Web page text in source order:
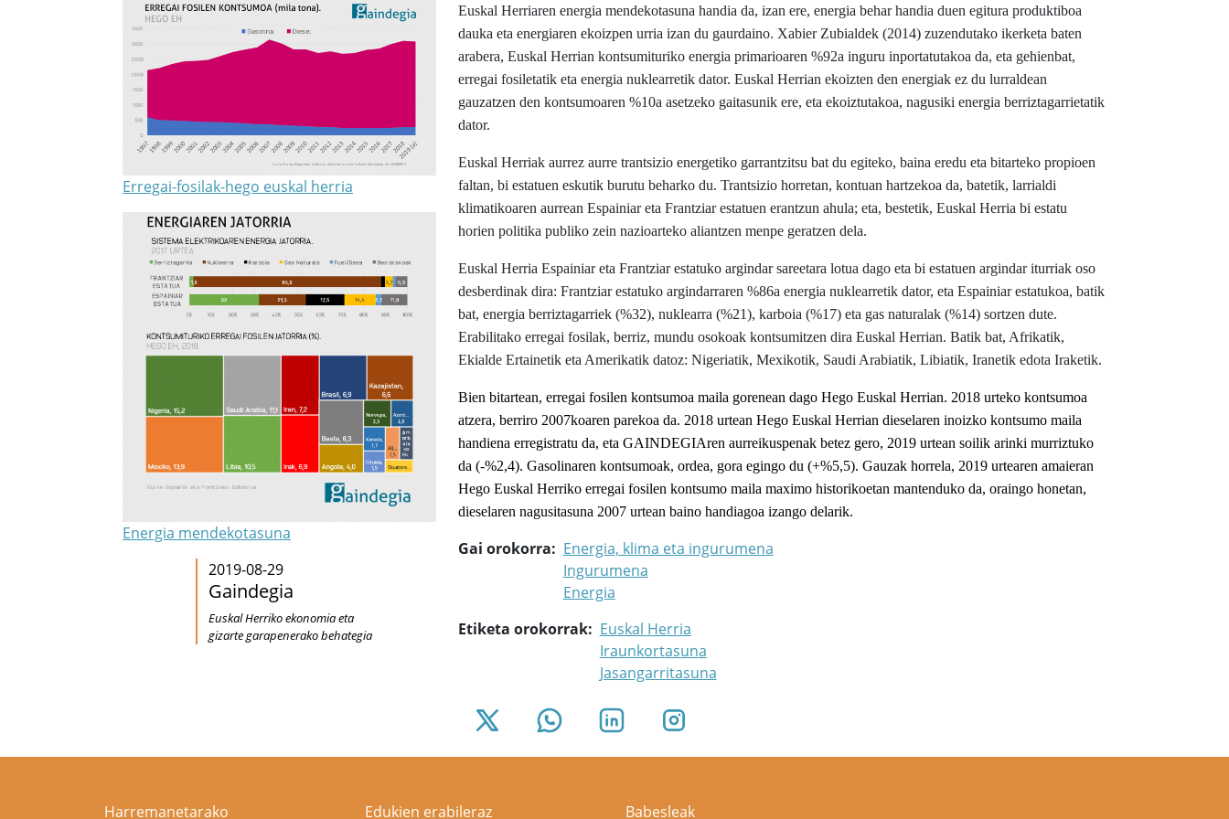
Erregai-fosilak-hego euskal herria
Energia mendekotasuna
2019-08-29
Gaindegia
Euskal Herriko ekonomia eta
gizarte garapenerako behategia
Euskal Herriaren energia mendekotasuna handia da, izan ere, energia behar handia duen egitura produktiboa
dauka eta energiaren ekoizpen urria izan du gaurdaino. Xabier Zubialdek (2014) zuzendutako ikerketa baten
arabera, Euskal Herrian kontsumituriko energia primarioaren %92a inguru inportatutakoa da, eta gehienbat,
erregai fosiletatik eta energia nuklearretik dator. Euskal Herrian ekoizten den energiak ez du lurraldean
gauzatzen den kontsumoaren %10a asetzeko gaitasunik ere, eta ekoiztutakoa, nagusiki energia berriztagarrietatik
dator.
Euskal Herriak aurrez aurre trantsizio energetiko garrantzitsu bat du egiteko, baina eredu eta bitarteko propioen
faltan, bi estatuen eskutik burutu beharko du. Trantsizio horretan, kontuan hartzekoa da, batetik, larrialdi
klimatikoaren aurrean Espainiar eta Frantziar estatuen erantzun ahula; eta, bestetik, Euskal Herria bi estatu
horien politika publiko zein nazioarteko aliantzen menpe geratzen dela.
Euskal Herria Espainiar eta Frantziar estatuko argindar sareetara lotua dago eta bi estatuen argindar iturriak oso
desberdinak dira: Frantziar estatuko argindarraren %86a energia nuklearretik dator, eta Espainiar estatukoa, batik
bat, energia berriztagarriek (%32), nuklearra (%21), karboia (%17) eta gas naturalak (%14) sortzen dute.
Erabilitako erregai fosilak, berriz, mundu osokoak kontsumitzen dira Euskal Herrian. Batik bat, Afrikatik,
Ekialde Ertainetik eta Amerikatik datoz: Nigeriatik, Mexikotik, Saudi Arabiatik, Libiatik, Iranetik edota Iraketik.
Bien bitartean, erregai fosilen kontsumoa maila gorenean dago Hego Euskal Herrian. 2018 urteko kontsumoa
atzera, berriro 2007koaren parekoa da. 2018 urtean Hego Euskal Herrian dieselaren inoizko kontsumo maila
handiena erregistratu da, eta GAINDEGIAren aurreikuspenak betez gero, 2019 urtean soilik arinki murriztuko
da (-%2,4). Gasolinaren kontsumoak, ordea, gora egingo du (+%5,5). Gauzak horrela, 2019 urtearen amaieran
Hego Euskal Herriko erregai fosilen kontsumo maila maximo historikoetan mantenduko da, oraingo honetan,
dieselaren nagusitasuna 2007 urtean baino handiagoa izango delarik.
Gai orokorra
Energia, klima eta ingurumena
Ingurumena
Energia
Etiketa orokorrak
Euskal Herria
Iraunkortasuna
Jasangarritasuna
Harremanetarako Edukien erabileraz Babesleak